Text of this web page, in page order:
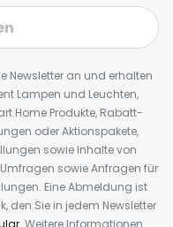
Newsletter an und erhalten
Lampen und Leuchten,
Home Produkte, Rabatt-
oder Aktionspakete,
sowie Inhalte von
sowie Anfragen für
Eine Abmeldung ist
den Sie in jedem Newsletter
. Weitere Informationen